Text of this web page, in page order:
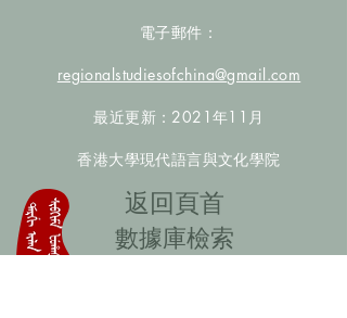
電子郵件：
regionalstudiesofchina@gmail.com
最近更新：2021年11月
香港大學現代語言與文化學院
​返回頁首
數據庫檢索